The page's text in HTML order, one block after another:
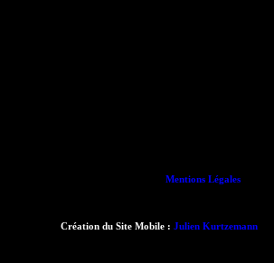
Mentions Légales
Création du Site Mobile : Julien Kurtzemann-